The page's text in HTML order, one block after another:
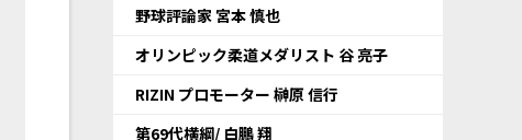
野球評論家 宮本 慎也
オリンピック柔道メダリスト 谷 亮子
RIZIN プロモーター 榊原 信行
第69代横綱/ 白鵬 翔